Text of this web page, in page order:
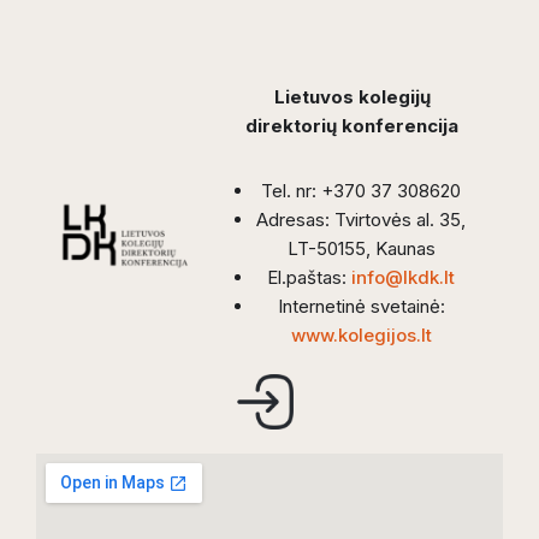
Lietuvos kolegijų
direktorių konferencija
Tel. nr: +370 37 308620
Adresas: Tvirtovės al. 35,
LT-50155, Kaunas
El.paštas: info@lkdk.lt
Internetinė svetainė:
www.kolegijos.lt